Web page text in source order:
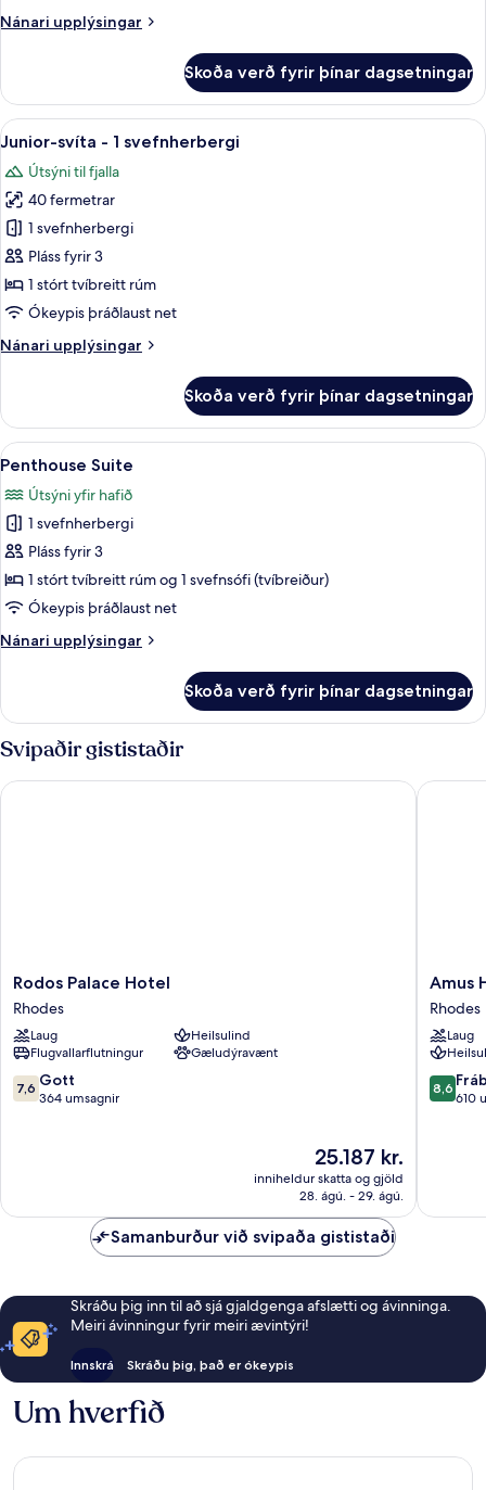
tvíbreitt
svalir
-
sjávarsýn
Nánari upplýsingar
Nánari
herbergi
1
tvíbreitt
rúm
svalir
sjávarsýn
Skoða verð fyrir þínar dagsetningar
Skoða
allar
myndir
fyrir
Junior-
svíta
-
1
svefnherbergi
Junior-svíta - 1 svefnherbergi |
7
Junior-svíta - 1 svefnherbergi
Útsýni til fjalla
40 fermetrar
1 svefnherbergi
Pláss fyrir 3
1 stórt tvíbreitt rúm
Ókeypis þráðlaust net
Nánari upplýsingar
Nánari
svíta
1
Skoða verð fyrir þínar dagsetningar
Skoða
allar
myndir
fyrir
Penthouse
Suite
Penthouse Suite | Rúmföt af bestu
14
Penthouse Suite
Útsýni yfir hafið
1 svefnherbergi
Pláss fyrir 3
1 stórt tvíbreitt rúm og 1 svefnsófi (tvíbreiður)
Ókeypis þráðlaust net
Nánari upplýsingar
Nánari
Suite
Skoða verð fyrir þínar dagsetningar
Svipaðir gististaðir
Rodos
Palace
Hotel
Rhodes
Rodos Palace Hotel
Rhodes
Laug
Heilsulind
Flugvallarflutningur
Gæludýravænt
7.6
af
7,6 Gott
364 umsagnir
Verðið
er
25.187 kr.
25.187 kr.
inniheldur skatta og gjöld
28. ágú. - 29. ágú.
Rodos Palace Hotel
Amus
Hotel
&
Spa
Rhodes
Amus
Rhodes
Laug
8.6
af
8,6
610
Amus
Samanburður við svipaða gististaði
Skráðu þig inn til að sjá gjaldgenga afslætti og ávinninga.
Meiri ávinningur fyrir meiri ævintýri!
Innskrá Skráðu þig, það er ókeypis
Um hverfið